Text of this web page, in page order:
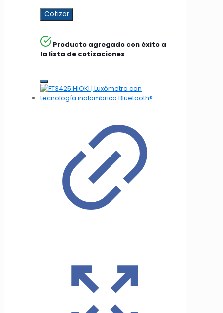
Cotizar
Producto agregado con éxito a
la lista de cotizaciones